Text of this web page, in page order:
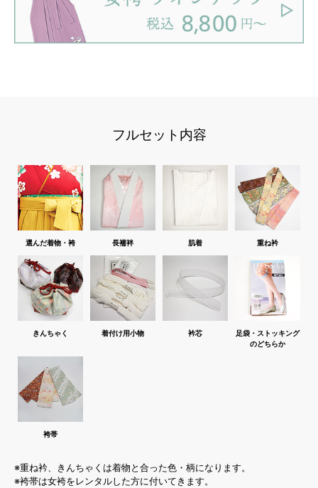
フルセット内容
選んだ着物・袴 長襦袢 肌着 重ね衿
きんちゃく 着付け用小物 衿芯
足袋・ストッキング
のどちらか
袴帯
※重ね衿、きんちゃくは着物と合った色・柄になります。
※袴帯は女袴をレンタルした方に付いてきます。